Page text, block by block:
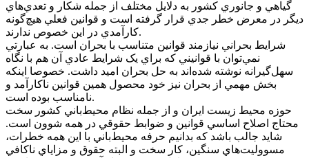
گياهي و جانوري کشور به دلايل مختلف از جمله شکار و تعدي‌هاي
ديگر در معرض خطر جدي قرار گرفته است و قوانين فعلي هيچ‌گونه
کارآمدي در اين خصوص ندارند.
شرايط بحراني نيازمند قوانين متناسب با بحران است. به عبارتي
نمي‌توان با قوانيني که براي يک شرايط عادي آن هم با نگاه
سهل‌گيرانه نوشته شده‌اند به حل بحران اميد داشت. خصوصا اينکه
بخش مهمي از بحران نيز خود محصول همين قوانين ناکارآمد و
نامناسب بوده است.
حوزه محيط زيست ايران و از جمله نظام محيط‌باني کشور سخت
محتاج اصلاح اساسي قوانين و ضوابط حقوقي در همه شوون است.
شايد جالب باشد که بدانيم حرفه محيط‌باني با اين همه خطرات،
مسووليت‌هاي سنگين، کار سخت و البته حقوق و مزاياي ناکافي